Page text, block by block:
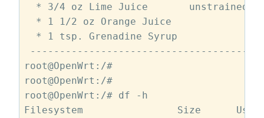
* 3/4 oz Lime Juice       unstrained
  * 1 1/2 oz Orange Juice
  * 1 tsp. Grenadine Syrup
root@OpenWrt:/#
root@OpenWrt:/#
root@OpenWrt:/# df -h
Filesystem                Size      Used